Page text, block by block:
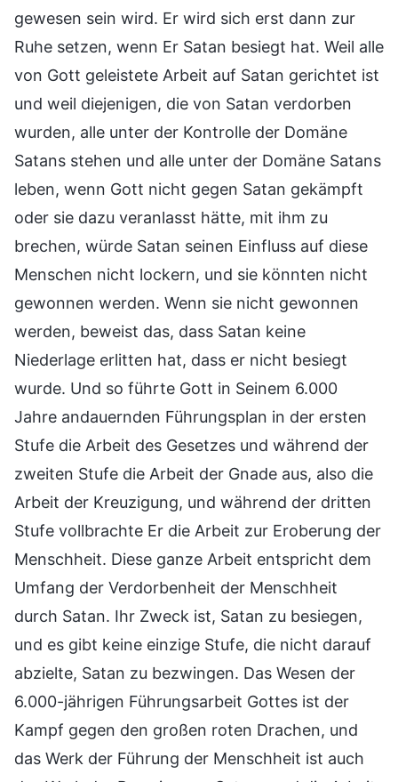
gewesen sein wird. Er wird sich erst dann zur
Ruhe setzen, wenn Er Satan besiegt hat. Weil alle
von Gott geleistete Arbeit auf Satan gerichtet ist
und weil diejenigen, die von Satan verdorben
wurden, alle unter der Kontrolle der Domäne
Satans stehen und alle unter der Domäne Satans
leben, wenn Gott nicht gegen Satan gekämpft
oder sie dazu veranlasst hätte, mit ihm zu
brechen, würde Satan seinen Einfluss auf diese
Menschen nicht lockern, und sie könnten nicht
gewonnen werden. Wenn sie nicht gewonnen
werden, beweist das, dass Satan keine
Niederlage erlitten hat, dass er nicht besiegt
wurde. Und so führte Gott in Seinem 6.000
Jahre andauernden Führungsplan in der ersten
Stufe die Arbeit des Gesetzes und während der
zweiten Stufe die Arbeit der Gnade aus, also die
Arbeit der Kreuzigung, und während der dritten
Stufe vollbrachte Er die Arbeit zur Eroberung der
Menschheit. Diese ganze Arbeit entspricht dem
Umfang der Verdorbenheit der Menschheit
durch Satan. Ihr Zweck ist, Satan zu besiegen,
und es gibt keine einzige Stufe, die nicht darauf
abzielte, Satan zu bezwingen. Das Wesen der
6.000-jährigen Führungsarbeit Gottes ist der
Kampf gegen den großen roten Drachen, und
das Werk der Führung der Menschheit ist auch